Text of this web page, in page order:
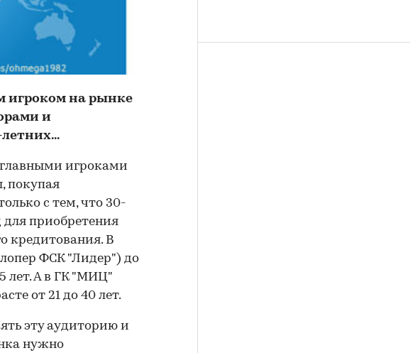
игроком на рынке
и
игроками
покупая
с тем, что 30-
приобретения
кредитования. В
ФСК "Лидер") до
лет. А в ГК "МИЦ"
от 21 до 40 лет.
эту аудиторию и
нужно